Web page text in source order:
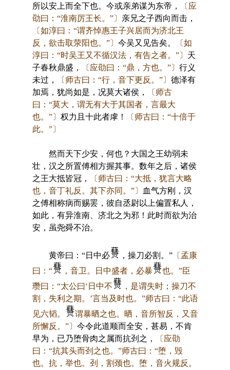
所以安上而全下也。今或亲弟谋为东帝，
〔应
劭曰：“淮南厉王长。”〕 亲兄之子西向而击，
〔如淳曰：“谓齐悼惠王子兴居而为济北王
反，欲击取荥阳也。”〕 今吴又见告矣。
〔如
淳曰：“时吴王又不循汉法，有告之者。”〕 天
子春秋鼎盛，
〔应劭曰：“鼎，方也。”〕 行义
未过，
〔师古曰：“行，音下更反。”〕 德泽有
加焉，犹尚如是，况莫大诸侯，
〔师古
曰：“莫大，谓无有大于其国者，言最大
也。”〕 权力且十此者虖！
〔师古曰：“十倍于
此。”〕
然而天下少安，何也？大国之王幼弱未
壮，汉之所置傅相方握其事。数年之后，诸侯
之王大抵皆冠，
〔师古曰：“大抵，犹言大略
也，音丁礼反。其下亦同。”〕
血气方刚，汉
之傅相称病而赐罢，彼自丞尉以上偏置私人，
如此，有异淮南、济北之为邪！此时而欲为治
安，虽尧舜不治。
黄帝曰：“日中必 ，操刀必割。”〔孟康
曰：“
，音卫。日中盛者，必暴
也。”臣
瓒曰：“太公曰‘日中不
，是谓失时；操刀不
割，失利之期。’言当及时也。”师古曰：“此语
见六韬。
谓暴晒之也。晒，音所智反，又音
所懈反。”〕 今令此道顺而全安，甚易，不肯
早为，已乃堕骨肉之属而抗刭之，
〔应劭
曰：“抗其头而刭之也。”师古曰：“堕，毁
也。抗，举也。刭，割颈也。堕，音火规反。